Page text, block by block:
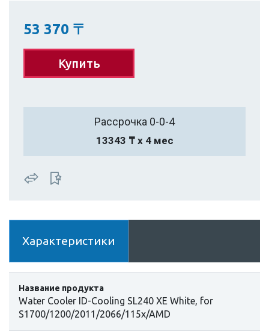
53 370 〒
Купить
Рассрочка 0-0-4
13343 ₸ х 4 мес
Характеристики
Название продукта
Water Cooler ID-Cooling SL240 XE White, for
S1700/1200/2011/2066/115x/AMD